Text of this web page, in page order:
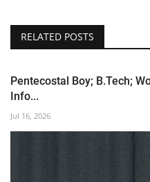
RELATED POSTS
Pentecostal Boy; B.Tech;
Info...
Jul 16, 2026